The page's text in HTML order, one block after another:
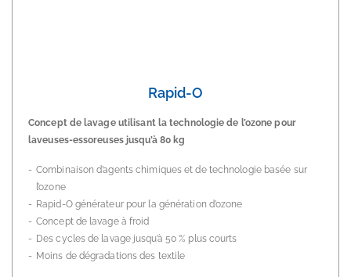
Rapid-O
Concept de lavage utilisant la technologie de l’ozone pour
laveuses-essoreuses jusqu’à 80 kg
Combinaison d’agents chimiques et de technologie basée sur
l’ozone
Rapid-O générateur pour la génération d’ozone
Concept de lavage à froid
Des cycles de lavage jusqu’à 50 % plus courts
Moins de dégradations des textile